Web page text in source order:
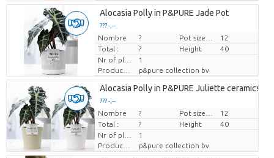
Alocasia Polly in P&PURE Jade Pot
??? -,--
Prix par pièce
Nombre ?
12
Total :
? Height
40
1
Producteur
p&pure collection bv
Alocasia Polly in P&PURE Juliette ceramics
??? -,--
Prix par pièce
Nombre ?
12
Total :
? Height
40
1
Producteur
p&pure collection bv